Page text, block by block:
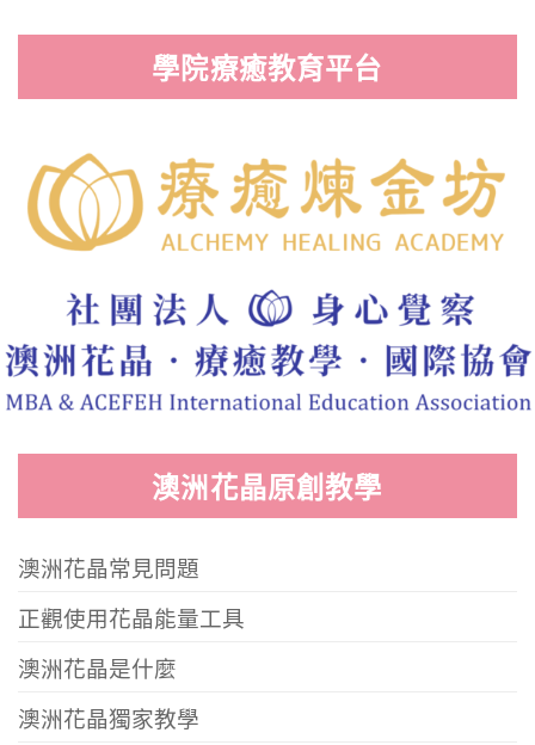
學院療癒教育平台
澳洲花晶原創教學
澳洲花晶常見問題
正觀使用花晶能量工具
澳洲花晶是什麼
澳洲花晶獨家教學